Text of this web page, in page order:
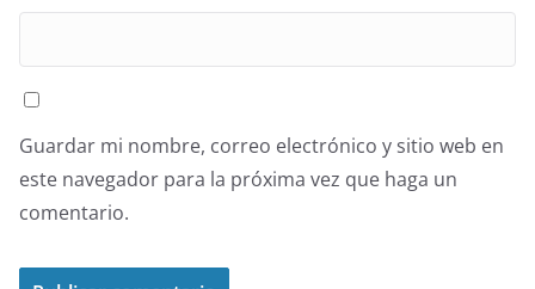
Guardar mi nombre, correo electrónico y sitio web en
este navegador para la próxima vez que haga un
comentario.